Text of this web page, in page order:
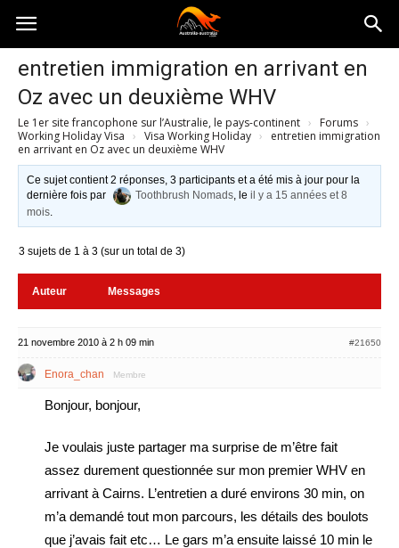
Australia-
australie.com
entretien immigration en arrivant en
Oz avec un deuxième WHV
Le 1er site francophone sur l’Australie, le pays-continent › Forums ›
Working Holiday Visa › Visa Working Holiday ›
entretien immigration
en arrivant en Oz avec un deuxième WHV
Ce sujet contient 2 réponses, 3 participants et a été mis à jour pour la
dernière fois par
Toothbrush Nomads, leil y a 15 années et 8
mois.
3 sujets de 1 à 3 (sur un total de 3)
Auteur Messages
21 novembre 2010 à 2 h 09 min #21650
Enora_chan Membre
Bonjour, bonjour,
Je voulais juste partager ma surprise de m’être fait
assez durement questionnée sur mon premier WHV en
arrivant à Cairns. L’entretien a duré environs 30 min, on
m’a demandé tout mon parcours, les détails des boulots
que j’avais fait etc… Le gars m’a ensuite laissé 10 min le